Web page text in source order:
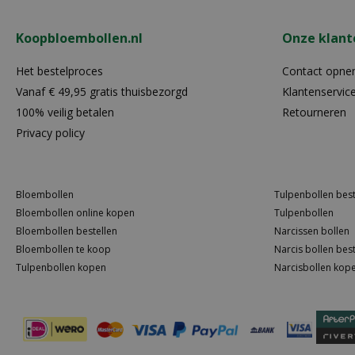
Koopbloembollen.nl
Het bestelproces
Vanaf € 49,95 gratis thuisbezorgd
100% veilig betalen
Privacy policy
Onze
Contact
Klantenservice
Retourneren
Bloembollen
Bloembollen online kopen
Bloembollen bestellen
Bloembollen te koop
Tulpenbollen kopen
Tulpenbollen
Tulpenbollen
Narcissen bollen
Narcis bollen
Narcisbollen